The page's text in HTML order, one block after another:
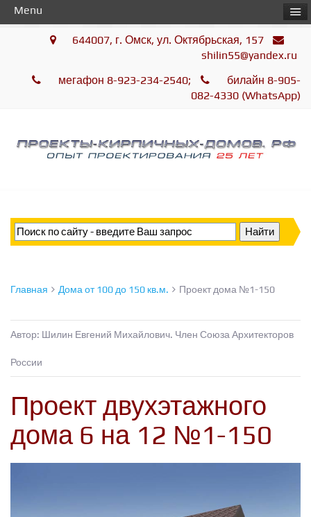
644007, г. Омск, ул. Октябрьская, 157
shilin55@yandex.ru
мегафон 8-923-234-2540;
билайн 8-905-
082-4330 (WhatsApp)
Главная Дома от 100 до 150 кв.м. Проект дома №1-150
Автор: Шилин Евгений Михайлович. Член Союза Архитекторов
России
Проект двухэтажного
дома 6 на 12 №1-150
Menu